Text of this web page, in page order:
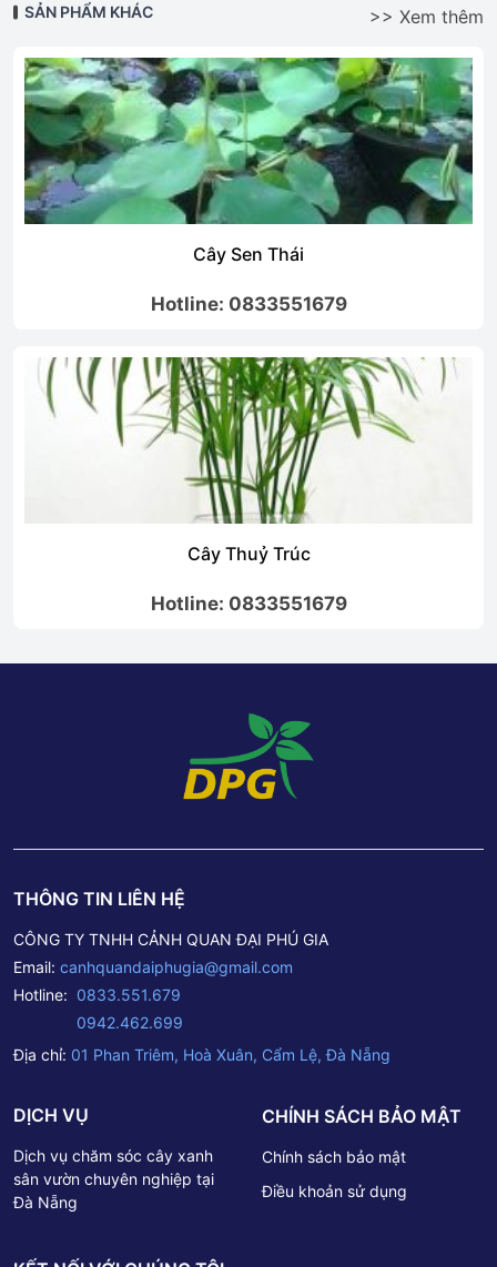
SẢN PHẨM KHÁC >> Xem thêm
Cây Chiều Tím
Hotline: 0833551679
Cây Lá Trắng
Hotline: 0833551679
THÔNG TIN LIÊN HỆ
CÔNG TY TNHH CẢNH QUAN ĐẠI PHÚ GIA
Email: canhquandaiphugia@gmail.com
Hotline: 0833.551.679
0942.462.699
Địa chỉ: 01 Phan Triêm, Hoà Xuân, Cẩm Lệ, Đà Nẵng
DỊCH VỤ
Dịch vụ chăm sóc cây xanh
sân vườn chuyên nghiệp tại
Đà Nẵng
CHÍNH SÁCH BẢO MẬT
Chính sách bảo mật
Điều khoản sử dụng